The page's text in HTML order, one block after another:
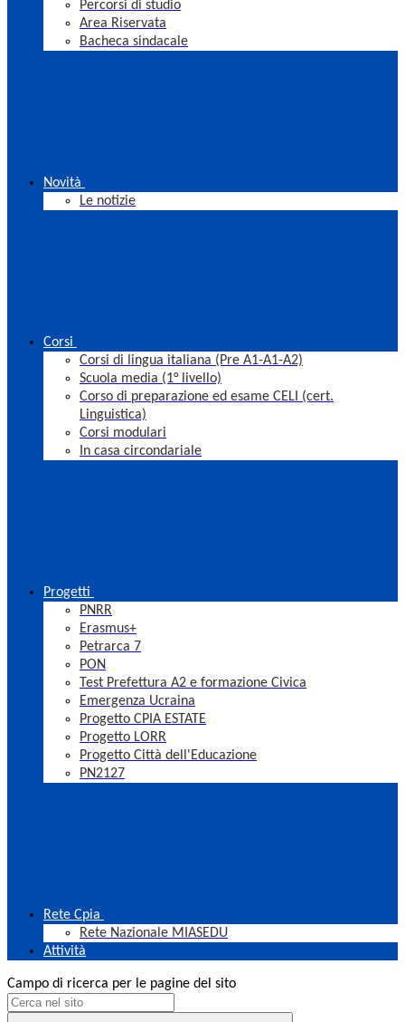
Percorsi di studio
Area Riservata
Bacheca sindacale
Novità
Le notizie
Corsi
Corsi di lingua italiana (Pre A1-A1-A2)
Scuola media (1° livello)
Corso di preparazione ed esame CELI (cert.
Linguistica)
Corsi modulari
In casa circondariale
Progetti
PNRR
Erasmus+
Petrarca 7
PON
Test Prefettura A2 e formazione Civica
Emergenza Ucraina
Progetto CPIA ESTATE
Progetto LORR
Progetto Città dell'Educazione
PN2127
Rete Cpia
Rete Nazionale MIASEDU
Attività
Campo di ricerca per le pagine del sito